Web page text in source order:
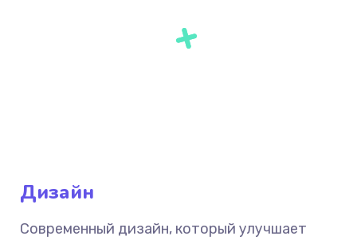
Дизайн
Современный дизайн, который улучшает